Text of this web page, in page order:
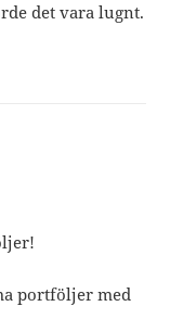
det vara lugnt.
portföljer med